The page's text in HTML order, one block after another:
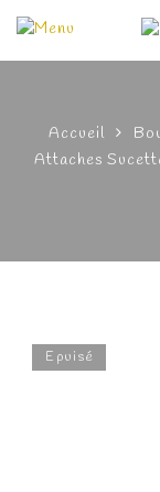
Accueil
Attaches
Epuisé